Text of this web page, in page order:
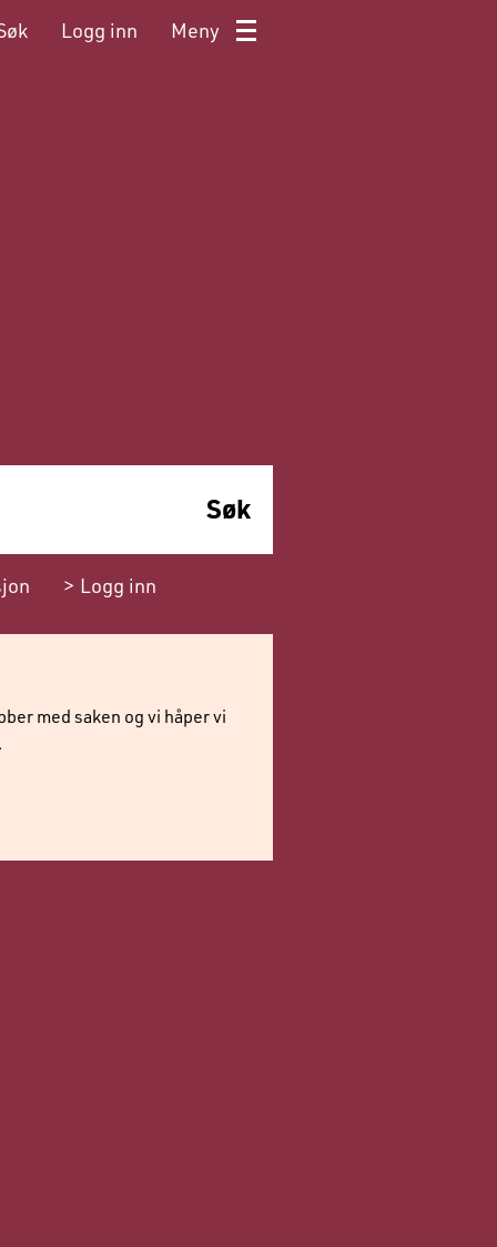
Logg inn Meny
Logg inn
med saken og vi håper vi